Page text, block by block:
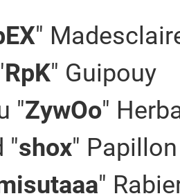
"
RpK" Guipouy
"ZywOo"
"shox" Papillon
"